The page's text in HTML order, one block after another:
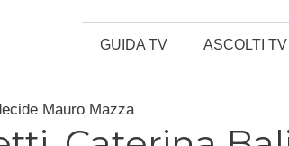
GUIDA TV ASCOLTI TV
Mauro Mazza